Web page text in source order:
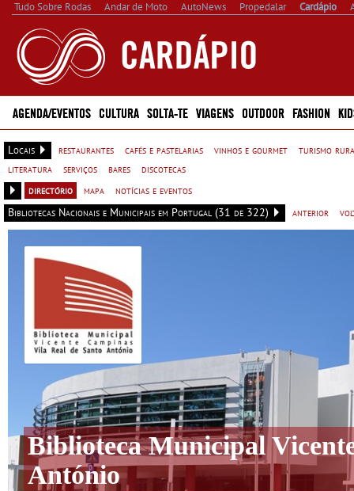
Tudo Sobre Rodas Andar de Moto AutoNews Propedalar Cardápio
AGENDA/EVENTOS CULTURA SOLTA-TE VIAGENS OUTDOOR FASHION
Locais restaurantes cafés e pastelarias vinhos e gourmet turismo
literatura
serviços bares
discotecas
directório
mapa
notícias e eventos
Bibliotecas Nacionais e Municipais em Portugal (31 de 322)
anterior
Biblioteca Municipal
António